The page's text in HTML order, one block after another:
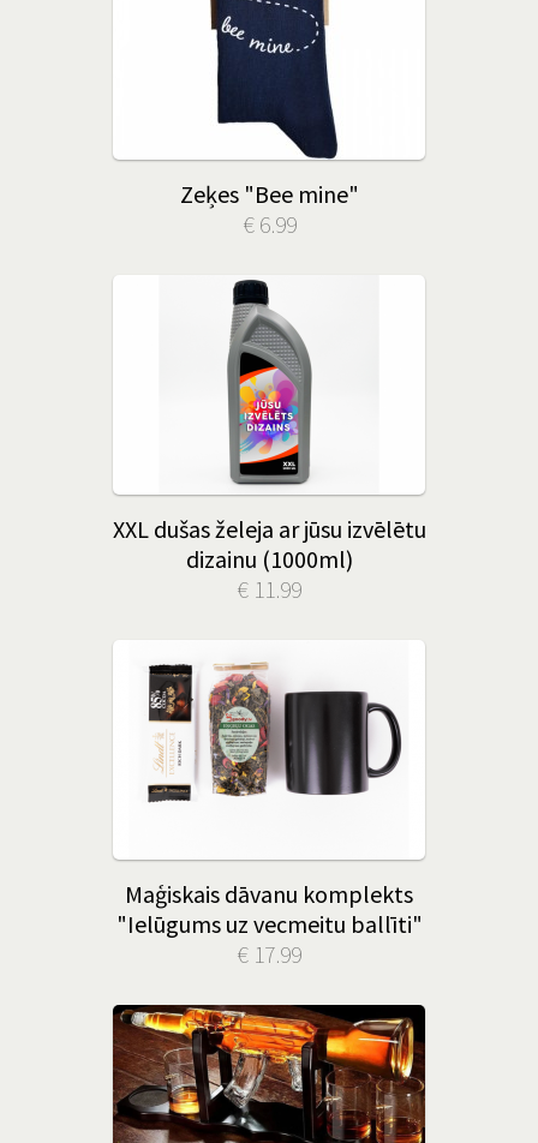
Zeķes "Bee mine"
€ 6.99
XXL dušas želeja ar jūsu izvēlētu
dizainu (1000ml)
€ 11.99
Maģiskais dāvanu komplekts
"Ielūgums uz vecmeitu ballīti"
€ 17.99